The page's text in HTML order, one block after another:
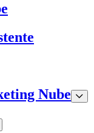
Nube